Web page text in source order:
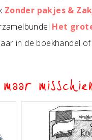
Zonder pakjes &
Het
in de boekhandel